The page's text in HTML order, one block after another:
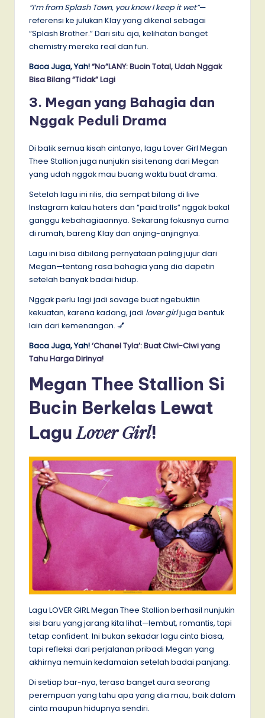
“I’m from Splash Town, you know I keep it wet”—
referensi ke julukan Klay yang dikenal sebagai
“Splash Brother.” Dari situ aja, kelihatan banget
chemistry mereka real dan fun.
Baca Juga, Yah!“No”LANY: Bucin Total, Udah Nggak
Bisa Bilang “Tidak” Lagi
3. Megan yang Bahagia dan
Nggak Peduli Drama
Di balik semua kisah cintanya, lagu Lover Girl Megan
Thee Stallion juga nunjukin sisi tenang dari Megan
yang udah nggak mau buang waktu buat drama.
Setelah lagu ini rilis, dia sempat bilang di live
Instagram kalau haters dan “paid trolls” nggak bakal
ganggu kebahagiaannya. Sekarang fokusnya cuma
di rumah, bareng Klay dan anjing-anjingnya.
Lagu ini bisa dibilang pernyataan paling jujur dari
Megan—tentang rasa bahagia yang dia dapetin
setelah banyak badai hidup.
Nggak perlu lagi jadi savage buat ngebuktiin
kekuatan, karena kadang, jadi lover girljuga bentuk
lain dari kemenangan. 💅
Baca Juga, Yah!‘Chanel Tyla’: Buat Ciwi-Ciwi yang
Tahu Harga Dirinya!
Megan Thee Stallion Si
Bucin Berkelas Lewat
LaguLover Girl!
Lagu LOVER GIRL Megan Thee Stallion berhasil nunjukin
sisi baru yang jarang kita lihat—lembut, romantis, tapi
tetap confident. Ini bukan sekadar lagu cinta biasa,
tapi refleksi dari perjalanan pribadi Megan yang
akhirnya nemuin kedamaian setelah badai panjang.
Di setiap bar-nya, terasa banget aura seorang
perempuan yang tahu apa yang dia mau, baik dalam
cinta maupun hidupnya sendiri.